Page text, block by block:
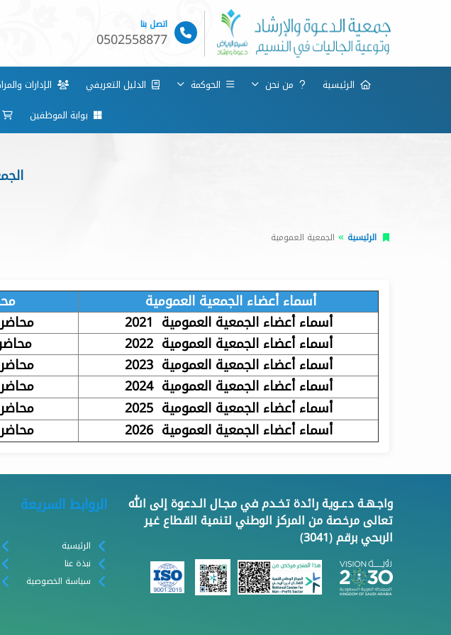
اتصل بنا
0502558877
الرئيسية من نحن الحوكمة الدليل التعريفي الإدارات
بوابة الموظفين
الرئيسية الجمعية العمومية
أسماء أعضاء الجمعية العمومية
أسماء أعضاء الجمعية العمومية 2021
محاضر
أسماء أعضاء الجمعية العمومية 2022
أسماء أعضاء الجمعية العمومية 2023
محاضر
أسماء أعضاء الجمعية العمومية 2024
محاضر
أسماء أعضاء الجمعية العمومية 2025
محاضر
أسماء أعضاء الجمعية العمومية 2026
محاضر
واجـهـة دعـوية رائدة تخـدم في مجـال الـدعوة إلى الله
تعالى مرخصة من المركز الوطني لتنمية القطاع غير
الربحي برقم (3041)
الروابط السريعة
الرئيسية
نبذة عنا
سياسة الخصوصية